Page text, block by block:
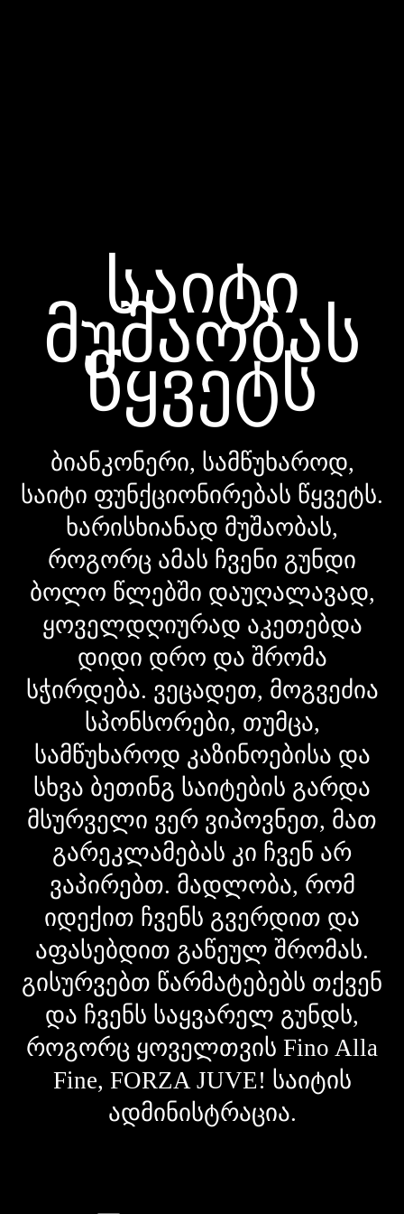
საიტი
მუშაობას
წყვეტს
ბიანკონერი, სამწუხაროდ,
საიტი ფუნქციონირებას წყვეტს.
ხარისხიანად მუშაობას,
როგორც ამას ჩვენი გუნდი
ბოლო წლებში დაუღალავად,
ყოველდღიურად აკეთებდა
დიდი დრო და შრომა
სჭირდება. ვეცადეთ, მოგვეძია
სპონსორები, თუმცა,
სამწუხაროდ კაზინოებისა და
სხვა ბეთინგ საიტების გარდა
მსურველი ვერ ვიპოვნეთ, მათ
გარეკლამებას კი ჩვენ არ
ვაპირებთ. მადლობა, რომ
იდექით ჩვენს გვერდით და
აფასებდით გაწეულ შრომას.
გისურვებთ წარმატებებს თქვენ
და ჩვენს საყვარელ გუნდს,
როგორც ყოველთვის Fino Alla
Fine, FORZA JUVE! საიტის
ადმინისტრაცია.